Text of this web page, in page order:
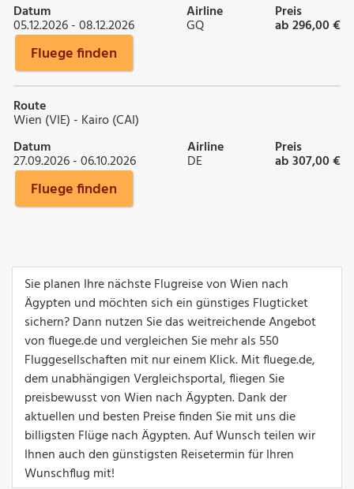
Datum
05.12.2026 - 08.12.2026
Airline
GQ
Preis
ab 296,00 €
Fluege finden
Route
Wien (VIE) - Kairo (CAI)
Datum
27.09.2026 - 06.10.2026
Airline
DE
Preis
ab 307,00 €
Fluege finden
Sie planen Ihre nächste Flugreise von Wien nach
Ägypten und möchten sich ein günstiges Flugticket
sichern? Dann nutzen Sie das weitreichende Angebot
von fluege.de und vergleichen Sie mehr als 550
Fluggesellschaften mit nur einem Klick. Mit fluege.de,
dem unabhängigen Vergleichsportal, fliegen Sie
preisbewusst von Wien nach Ägypten. Dank der
aktuellen und besten Preise finden Sie mit uns die
billigsten Flüge nach Ägypten. Auf Wunsch teilen wir
Ihnen auch den günstigsten Reisetermin für Ihren
Wunschflug mit!